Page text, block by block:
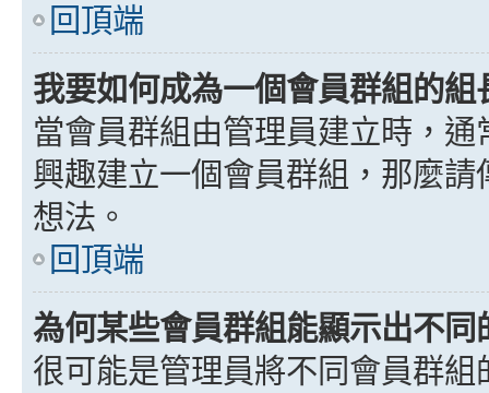
回頂端
我要如何成為一個會員群組的組
當會員群組由管理員建立時，
興趣建立一個會員群組，那麼
想法。
回頂端
為何某些會員群組能顯示出不同
很可能是管理員將不同會員群